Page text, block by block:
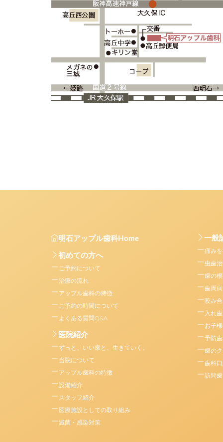
明石アップル歯科Home
初めての方へ
ご予約について
治療の流れ
アップル歯科の特徴
ご予約の時間について
よくある質問Q&A
医院紹介
ずっと、いい歯と、生きていく。
当院について
アップル歯科の特徴
設備紹介
スタッフ紹介
医療施設としての取り組み
滅菌・感染対策
一般
痛み
虫歯
歯の
歯周
咬み
入れ
お子
予防
歯の
歯科
訪問